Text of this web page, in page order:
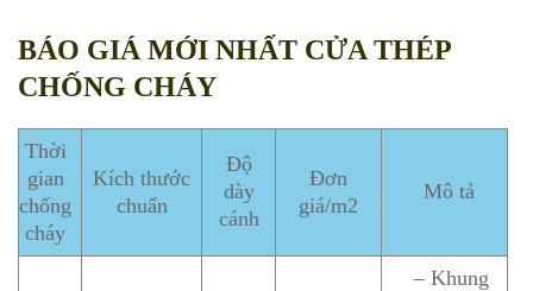
BÁO GIÁ MỚI NHẤT CỬA THÉP
CHỐNG CHÁY
Thời
gian
chống
cháy
Kích thước
chuẩn
Độ
dày
cánh
Đơn
giá/m2
Mô tả
– Khung